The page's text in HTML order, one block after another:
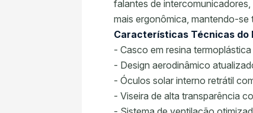
falantes de
mais ergonômica, mantendo-
Características Técnicas do
- Casco em resina
- Design aerodinâmico
- Óculos solar interno retrátil
- Viseira de alta transparência